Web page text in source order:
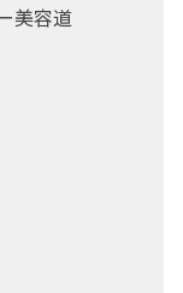
美容道